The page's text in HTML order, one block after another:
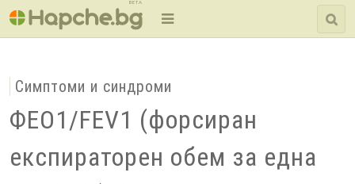
BETA
Симптоми и синдроми
ФЕО1/FEV1 (форсиран
експираторен обем за една